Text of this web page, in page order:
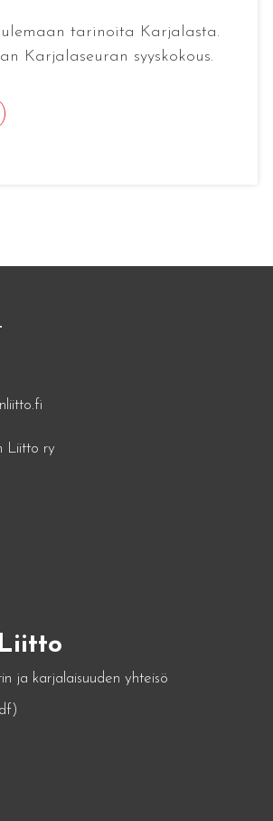
tarinoita Karjalasta.
Karjalaseuran syyskokous.
Liitto ry
ja karjalaisuuden yhteisö